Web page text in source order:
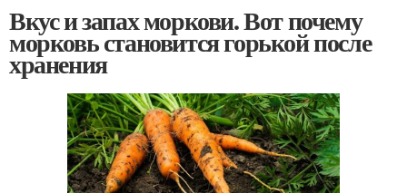
Вкус и запах моркови. Вот почему
морковь становится горькой после
хранения